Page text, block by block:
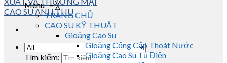
Tìm kiếm:
Menu≡╳
TRANG CHỦ
CAO SU KỸ THUẬT
Gioăng Cao Su
Gioăng Cống Cấp Thoát Nước
Gioăng Cao Su Tủ Điện